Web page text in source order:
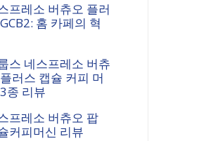
프레소 버츄오 플러
홈 카페의 혁
스 네스프레소 버츄
러스 캡슐 커피 머
종 리뷰
프레소 버츄오 팝
커피머신 리뷰